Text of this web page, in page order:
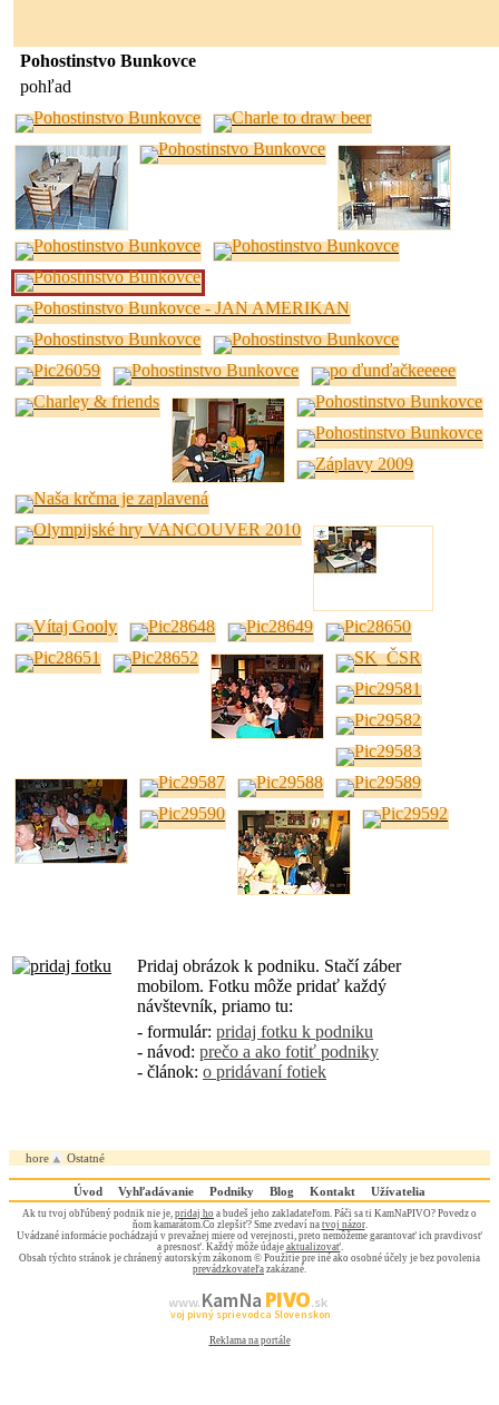
Pohostinstvo Bunkovce
pohľad
Pridaj obrázok k podniku. Stačí záber
mobilom. Fotku môže pridať každý
návštevník, priamo tu:
- formulár: pridaj fotku k podniku
- návod: prečo a ako fotiť podniky
- článok: o pridávaní fotiek
hore Ostatné
Úvod Vyhľadávanie Podniky Blog Kontakt Užívatelia
Ak tu tvoj obľúbený podnik nie je, pridaj ho a budeš jeho zakladateľom. Páči sa ti KamNaPIVO? Povedz o
ňom kamarátom.Čo zlepšiť? Sme zvedaví na tvoj názor.
Uvádzané informácie pochádzajú v prevažnej miere od verejnosti, preto nemôžeme garantovať ich pravdivosť
a presnosť. Každý môže údaje aktualizovať.
Obsah týchto stránok je chránený autorským zákonom © Použitie pre iné ako osobné účely je bez povolenia
prevádzkovateľa zakázané.
www.Kam Na PIVO.sk
Tvoj pivný sprievodca Slovenskom
Reklama na portále